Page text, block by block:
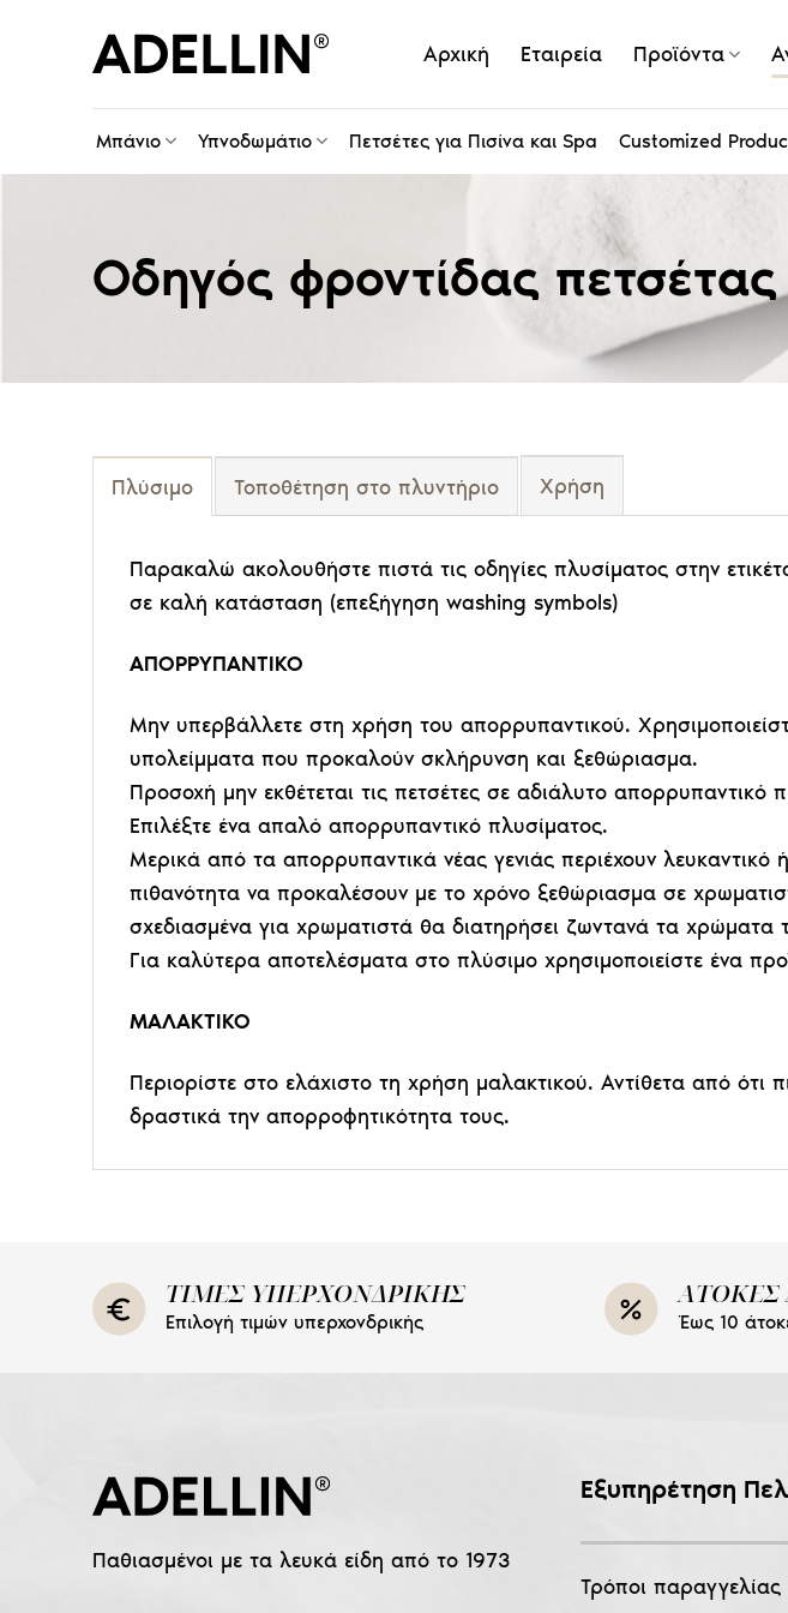
Αρχική Εταιρεία Προϊόντα
Μπάνιο Υπνοδωμάτιο Πετσέτες για Πισίνα και Spa Customized
Οδηγός φροντίδας πετσέτας
Πλύσιμο Τοποθέτηση στο πλυντήριο Χρήση
Παρακαλώ ακολουθήστε πιστά τις οδηγίες πλυσίματος στην
σε καλή κατάσταση (επεξήγηση washing symbols)
ΑΠΟΡΡΥΠΑΝΤΙΚΟ
Μην υπερβάλλετε στη χρήση του απορρυπαντικού.
υπολείμματα που προκαλούν σκλήρυνση και ξεθώριασμα.
Προσοχή μην εκθέτεται τις πετσέτες σε αδιάλυτο απορρυπαντικό
Επιλέξτε ένα απαλό απορρυπαντικό πλυσίματος.
Μερικά από τα απορρυπαντικά νέας γενιάς περιέχουν
πιθανότητα να προκαλέσουν με το χρόνο ξεθώριασμα σε
σχεδιασμένα για χρωματιστά θα διατηρήσει ζωντανά τα χρώματα
Για καλύτερα αποτελέσματα στο πλύσιμο χρησιμοποιείστε ένα
ΜΑΛΑΚΤΙΚΟ
Περιορίστε στο ελάχιστο τη χρήση μαλακτικού. Αντίθετα από ότι
δραστικά την απορροφητικότητα τους.
ΤΙΜΕΣ ΥΠΕΡΧΟΝΔΡΙΚΗΣ
Επιλογή τιμών υπερχονδρικής
ΑΤΟΚΕΣ
Έως 10
Παθιασμένοι με τα λευκά είδη από το 1973
Εξυπηρέτηση
Τρόποι παραγγελίας